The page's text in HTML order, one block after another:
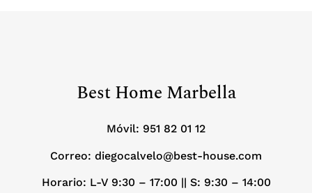
Best Home Marbella
Móvil: 951 82 01 12
Correo: diegocalvelo@best-house.com
Horario: L-V 9:30 – 17:00 || S: 9:30 – 14:00